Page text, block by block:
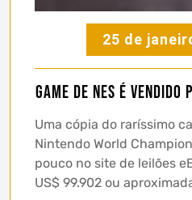
25 de
Game de NES é
Uma cópia do raríssimo
Nintendo World
pouco no site de leilões
US$ 99.902 ou